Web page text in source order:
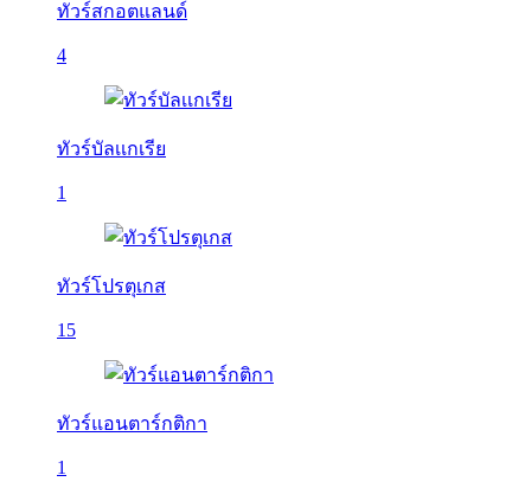
ทัวร์สกอตแลนด์
4
ทัวร์บัลเเกเรีย
1
ทัวร์โปรตุเกส
15
ทัวร์แอนตาร์กติกา
1